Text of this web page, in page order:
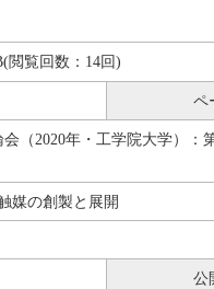
閲覧回数：14回)
ペ
（2020年・工学院大学）：
媒の創製と展開
公